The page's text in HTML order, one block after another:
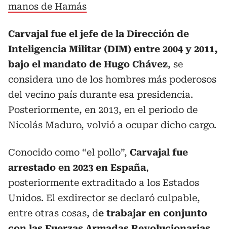
manos de Hamás
Carvajal fue el jefe de la Dirección de
Inteligencia Militar (DIM) entre 2004 y 2011,
bajo el mandato de Hugo Chávez, se
considera uno de los hombres más poderosos
del vecino país durante esa presidencia.
Posteriormente, en 2013, en el periodo de
Nicolás Maduro, volvió a ocupar dicho cargo.
Conocido como “el pollo”, Carvajal fue
arrestado en 2023 en España,
posteriormente extraditado a los Estados
Unidos. El exdirector se declaró culpable,
entre otras cosas, de trabajar en conjunto